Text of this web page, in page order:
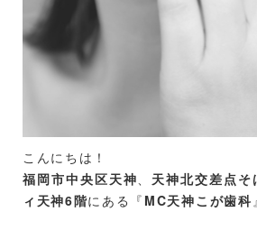
虫歯が進行し、神経が死んでしまう
ることがあります。
しかし、神経が壊死すると、歯の
後に大きな問題を引き起こすこと
例えば、感染が広がり、顎の骨にま
これにより、歯を失うリスクが高
の健康にも悪影響を及ぼす可能性が
②一時的な炎症の鎮静
こんにちは！
福岡市中央区天神
天神北交差点そ
ィ天神6階にある『 MC天神こが歯科